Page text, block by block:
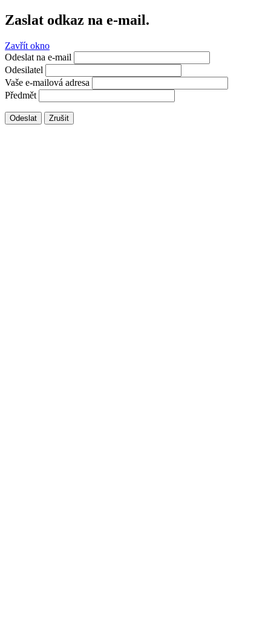
Zaslat odkaz na e-mail.
Zavřít okno
Odeslat na e-mail
Odesilatel
Vaše e-mailová adresa
Předmět
Odeslat Zrušit